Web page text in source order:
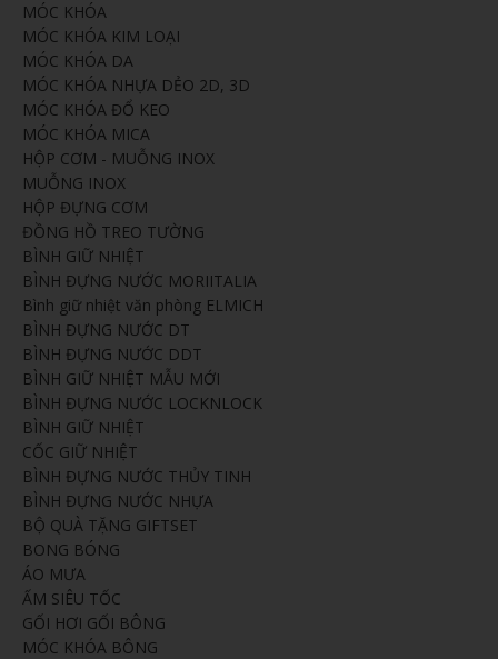
MÓC KHÓA
MÓC KHÓA KIM LOẠI
MÓC KHÓA DA
MÓC KHÓA NHỰA DẺO 2D, 3D
MÓC KHÓA ĐỔ KEO
MÓC KHÓA MICA
HỘP CƠM - MUỖNG INOX
MUỖNG INOX
HỘP ĐỰNG CƠM
ĐỒNG HỒ TREO TƯỜNG
BÌNH GIỮ NHIỆT
BÌNH ĐỰNG NƯỚC MORIITALIA
Bình giữ nhiệt văn phòng ELMICH
BÌNH ĐỰNG NƯỚC DT
BÌNH ĐỰNG NƯỚC DDT
BÌNH GIỮ NHIỆT MẪU MỚI
BÌNH ĐỰNG NƯỚC LOCKNLOCK
BÌNH GIỮ NHIỆT
CỐC GIỮ NHIỆT
BÌNH ĐỰNG NƯỚC THỦY TINH
BÌNH ĐỰNG NƯỚC NHỰA
BỘ QUÀ TẶNG GIFTSET
BONG BÓNG
ÁO MƯA
ẤM SIÊU TỐC
GỐI HƠI GỐI BÔNG
MÓC KHÓA BÔNG